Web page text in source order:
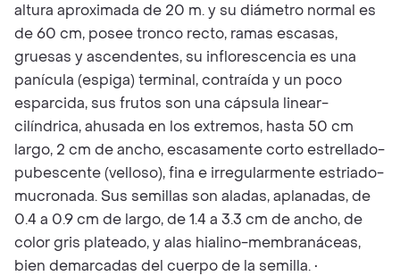
altura aproximada de 20 m. y su diámetro normal es
de 60 cm, posee tronco recto, ramas escasas,
gruesas y ascendentes, su inflorescencia es una
panícula (espiga) terminal, contraída y un poco
esparcida, sus frutos son una cápsula linear-
cilíndrica, ahusada en los extremos, hasta 50 cm
largo, 2 cm de ancho, escasamente corto estrellado-
pubescente (velloso), fina e irregularmente estriado-
mucronada. Sus semillas son aladas, aplanadas, de
0.4 a 0.9 cm de largo, de 1.4 a 3.3 cm de ancho, de
color gris plateado, y alas hialino-membranáceas,
bien demarcadas del cuerpo de la semilla. •